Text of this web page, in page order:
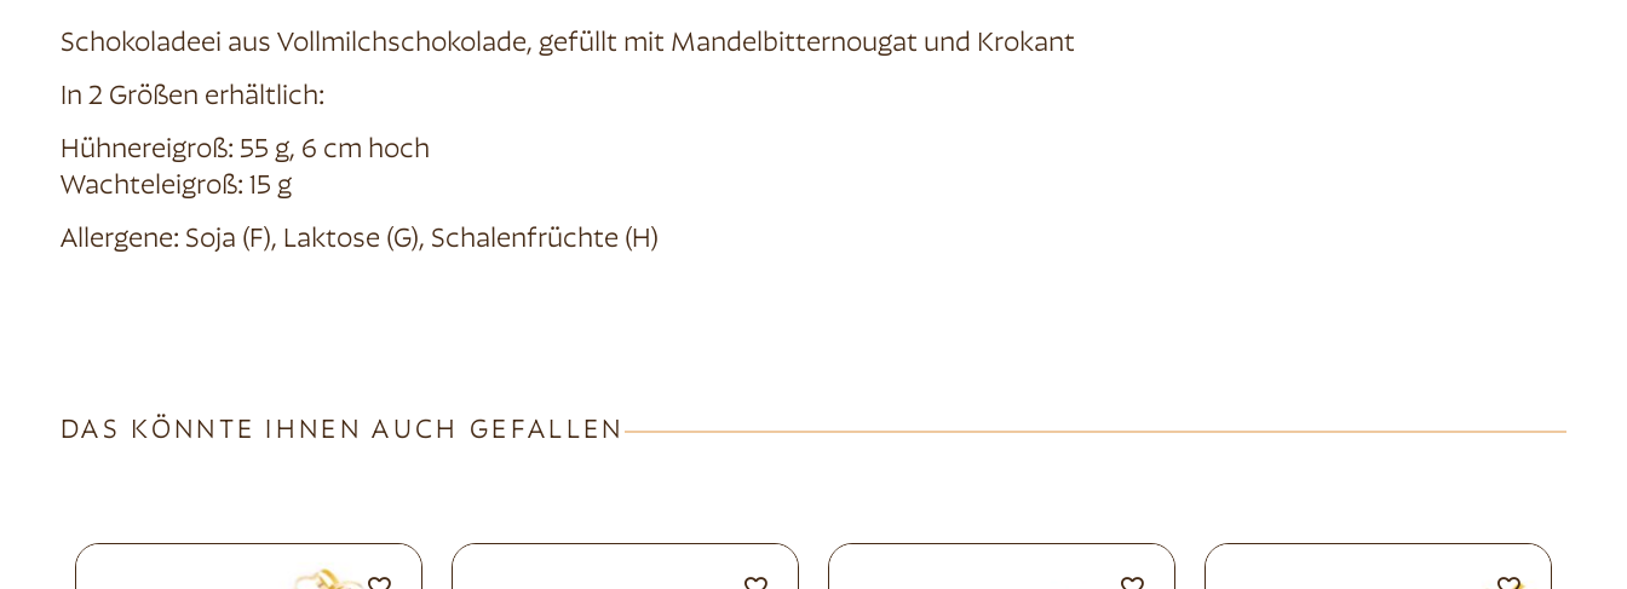
Schokoladeei aus Vollmilchschokolade, gefüllt mit Mandelbitternougat und Krokant
In 2 Größen erhältlich:
Hühnereigroß: 55 g, 6 cm hoch
Wachteleigroß: 15 g
Allergene: Soja (F), Laktose (G), Schalenfrüchte (H)
DAS KÖNNTE IHNEN AUCH GEFALLEN